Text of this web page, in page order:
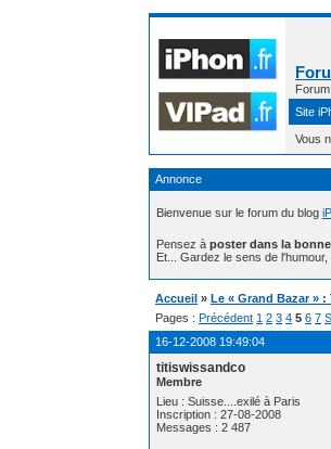
Site
Vous
Annonce
Bienvenue sur le forum du blog
Pensez à poster dans la
Et... Gardez le sens de
Accueil » Le « Grand Bazar »
Pages : Précédent 1 2 3 4 5 6 7
16-12-2008 19:49:04
titiswissandco
Membre
Lieu : Suisse....exilé à Paris
Inscription : 27-08-2008
Messages : 2 487